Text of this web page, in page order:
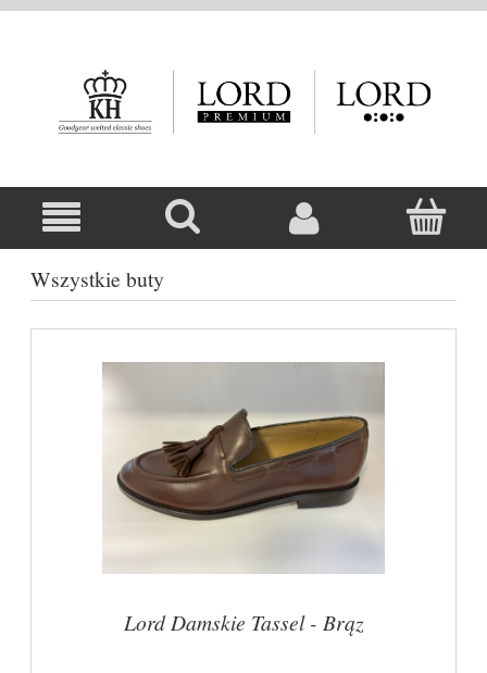
Wszystkie buty
Lord Damskie Tassel - Brąz